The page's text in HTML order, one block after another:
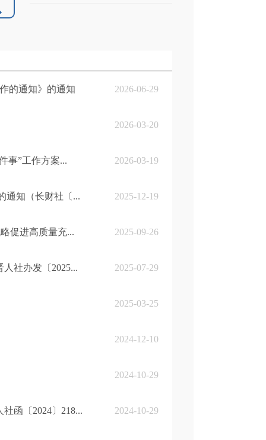
的通知》的通知 2026-06-29
2026-03-20
事”工作方案... 2026-03-19
通知（长财社〔... 2025-12-19
促进高质量充... 2025-09-26
社办发〔2025... 2025-07-29
2025-03-25
2024-12-10
2024-10-29
函〔2024〕218... 2024-10-29